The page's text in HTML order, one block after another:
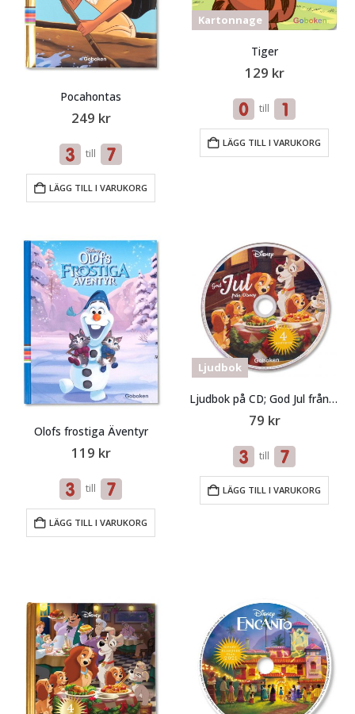
Pocahontas
249 kr
till
LÄGG TILL I VARUKORG
Kartonnage
Tiger
129 kr
till
LÄGG TILL I VARUKORG
Olofs frostiga Äventyr
119 kr
till
LÄGG TILL I VARUKORG
Ljudbok
Ljudbok på CD; God Jul från Disney
79 kr
till
LÄGG TILL I VARUKORG